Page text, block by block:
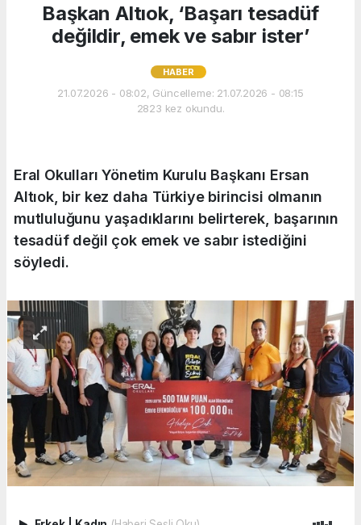
Başkan Altıok, ‘Başarı tesadüf
değildir, emek ve sabır ister’
HABER
21.07.2026 - 08:02, Güncelleme: 21.07.2026 - 08:15
2823 kez okundu.
Eral Okulları Yönetim Kurulu Başkanı Ersan
Altıok, bir kez daha Türkiye birincisi olmanın
mutluluğunu yaşadıklarını belirterek, başarının
tesadüf değil çok emek ve sabır istediğini
söyledi.